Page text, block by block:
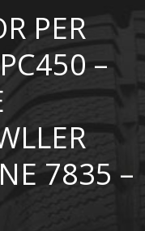
PER
–
7835 –